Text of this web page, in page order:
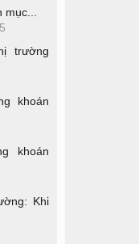
trường
khoán
khoán
Khi